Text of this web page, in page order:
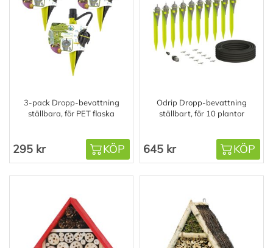
3-pack Dropp-bevattning
ställbara, för PET flaska
295 kr KÖP
Odrip Dropp-bevattning
ställbart, för 10 plantor
645 kr KÖP